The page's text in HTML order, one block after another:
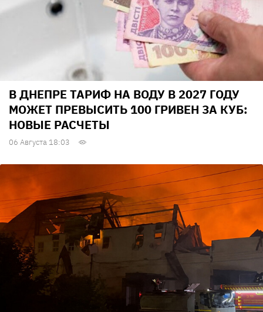
В ДНЕПРЕ ТАРИФ НА ВОДУ В 2027 ГОДУ
МОЖЕТ ПРЕВЫСИТЬ 100 ГРИВЕН ЗА КУБ:
НОВЫЕ РАСЧЕТЫ
06 Августа 18:03